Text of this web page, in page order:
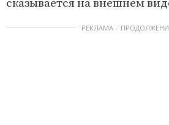
сказывается на внешнем
РЕКЛАМА –